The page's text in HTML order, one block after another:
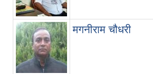
मगनीराम चौधरी